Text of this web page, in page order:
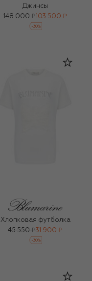
Джинсы
148 000 ₽ 103 500 ₽
-30%
Хлопковая футболка
45 550 ₽31 900 ₽
-30%